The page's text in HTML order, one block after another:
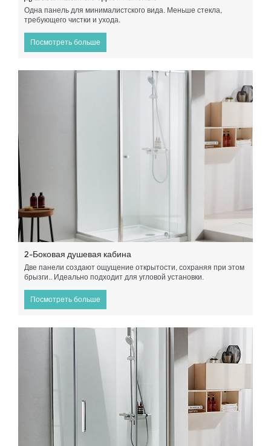
Одна панель для минималистского вида. Меньше стекла,
требующего чистки и ухода.
Посмотреть больше
2-Боковая душевая кабина
Две панели создают ощущение открытости, сохраняя при этом
брызги.. Идеально подходит для угловой установки.
Посмотреть больше